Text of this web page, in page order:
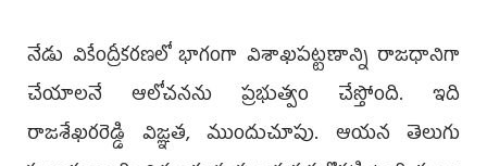
నేడు వికేంద్రీకరణలో భాగంగా విశాఖపట్టణాన్ని రాజధానిగా
చేయాలనే ఆలోచనను ప్రభుత్వం చేస్తోంది. ఇది
రాజశేఖరరెడ్డి విజ్ఞత, ముందుచూపు. ఆయన తెలుగు